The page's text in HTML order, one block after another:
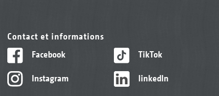
Contact et informations
Facebook
Instagram
TikTok
linkedIn